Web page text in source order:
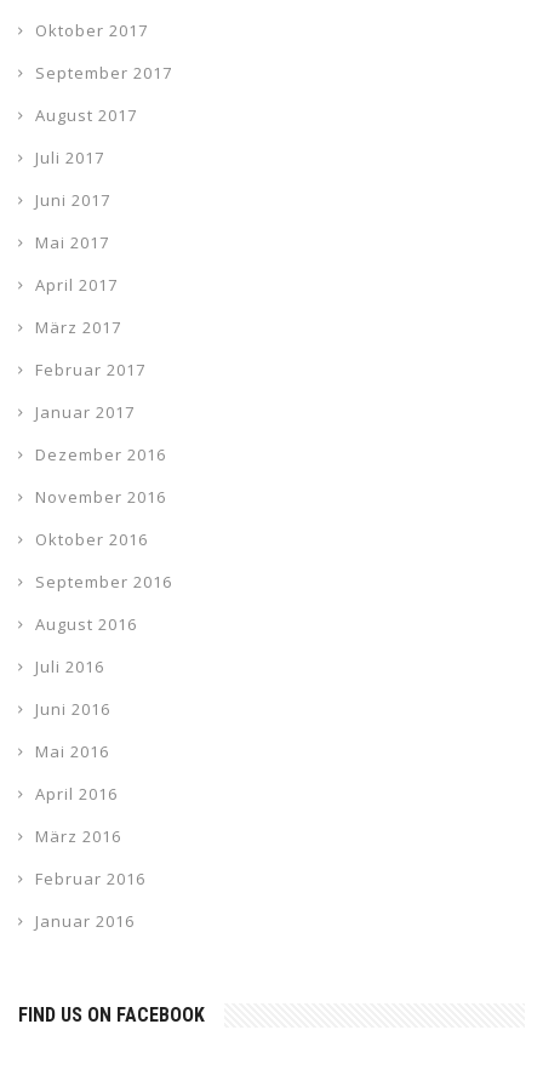
Oktober 2017
September 2017
August 2017
Juli 2017
Juni 2017
Mai 2017
April 2017
März 2017
Februar 2017
Januar 2017
Dezember 2016
November 2016
Oktober 2016
September 2016
August 2016
Juli 2016
Juni 2016
Mai 2016
April 2016
März 2016
Februar 2016
Januar 2016
FIND US ON FACEBOOK